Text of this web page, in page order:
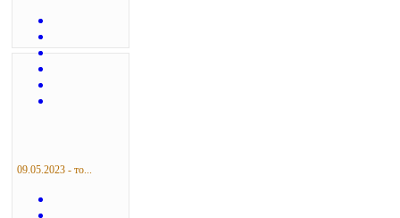
09.05.2023 - то...